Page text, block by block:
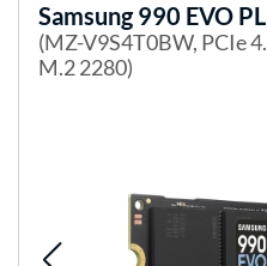
Samsung 990 EVO
(MZ-V9S4T0BW, PCIe
M.2 2280)